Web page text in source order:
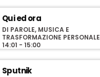
Qui ed ora
DI PAROLE, MUSICA E
TRASFORMAZIONE PERSONALE
14:01 - 15:00
Sputnik